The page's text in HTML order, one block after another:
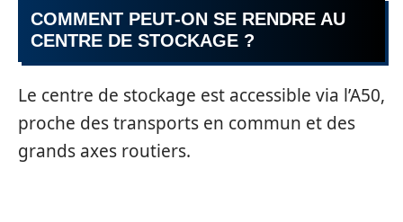
COMMENT PEUT-ON SE RENDRE AU
CENTRE DE STOCKAGE ?
Le centre de stockage est accessible via l’A50,
proche des transports en commun et des
grands axes routiers.